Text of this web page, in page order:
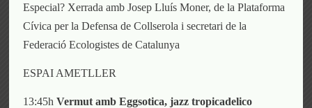
Especial? Xerrada amb Josep Lluís Moner, de la Plataforma
Cívica per la Defensa de Collserola i secretari de la
Federació Ecologistes de Catalunya
ESPAI AMETLLER
13:45hVermut amb Eggsotica, jazz tropicadelico